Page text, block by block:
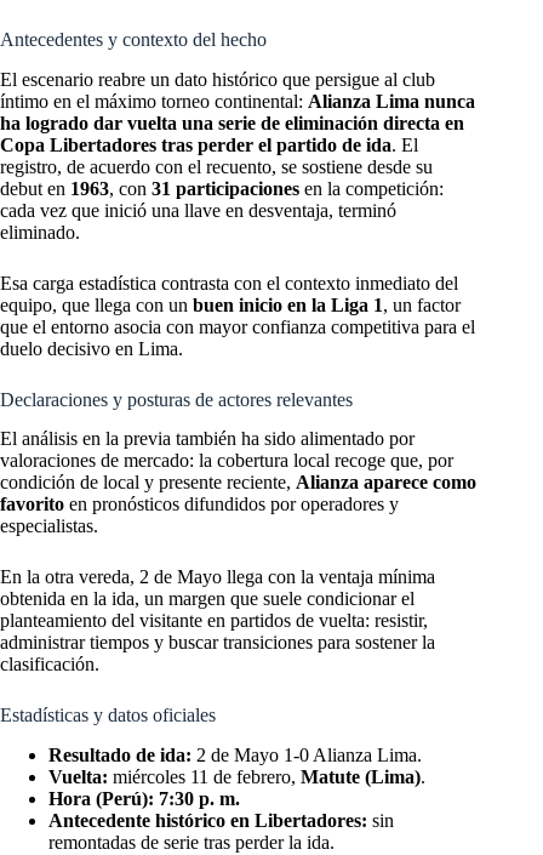
Antecedentes y contexto del hecho
El escenario reabre un dato histórico que persigue al club
íntimo en el máximo torneo continental: Alianza Lima nunca
ha logrado dar vuelta una serie de eliminación directa en
Copa Libertadores tras perder el partido de ida. El
registro, de acuerdo con el recuento, se sostiene desde su
debut en 1963, con 31 participaciones en la competición:
cada vez que inició una llave en desventaja, terminó
eliminado.
Esa carga estadística contrasta con el contexto inmediato del
equipo, que llega con un buen inicio en la Liga 1, un factor
que el entorno asocia con mayor confianza competitiva para el
duelo decisivo en Lima.
Declaraciones y posturas de actores relevantes
El análisis en la previa también ha sido alimentado por
valoraciones de mercado: la cobertura local recoge que, por
condición de local y presente reciente, Alianza aparece como
favorito en pronósticos difundidos por operadores y
especialistas.
En la otra vereda, 2 de Mayo llega con la ventaja mínima
obtenida en la ida, un margen que suele condicionar el
planteamiento del visitante en partidos de vuelta: resistir,
administrar tiempos y buscar transiciones para sostener la
clasificación.
Estadísticas y datos oficiales
Resultado de ida: 2 de Mayo 1-0 Alianza Lima.
Vuelta: miércoles 11 de febrero, Matute (Lima).
Hora (Perú): 7:30 p. m.
Antecedente histórico en Libertadores: sin
remontadas de serie tras perder la ida.